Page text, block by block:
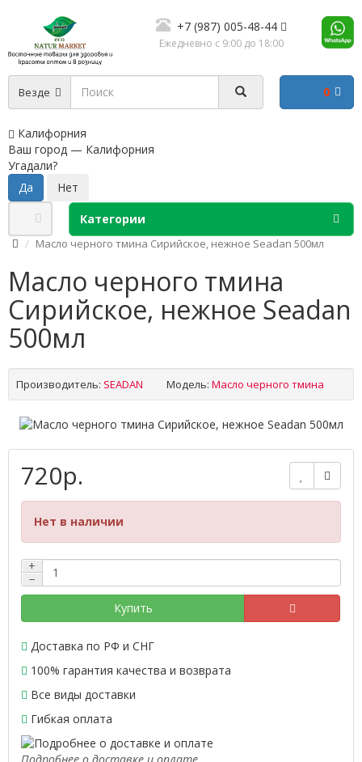
+7 (987) 005-48-44
Ежедневно с 9:00 до 18:00
Везде
Калифорния
Ваш город — Калифорния
Угадали?
0
Категории
Масло черного тмина Сирийское, нежное Seadan 500мл
Масло черного тмина
Сирийское, нежное Seadan
500мл
Производитель: SEADAN Модель: Масло черного тмина
720р.
Нет в наличии
+
−
Купить
Доставка по РФ и СНГ
100% гарантия качества и возврата
Все виды доставки
Гибкая оплата